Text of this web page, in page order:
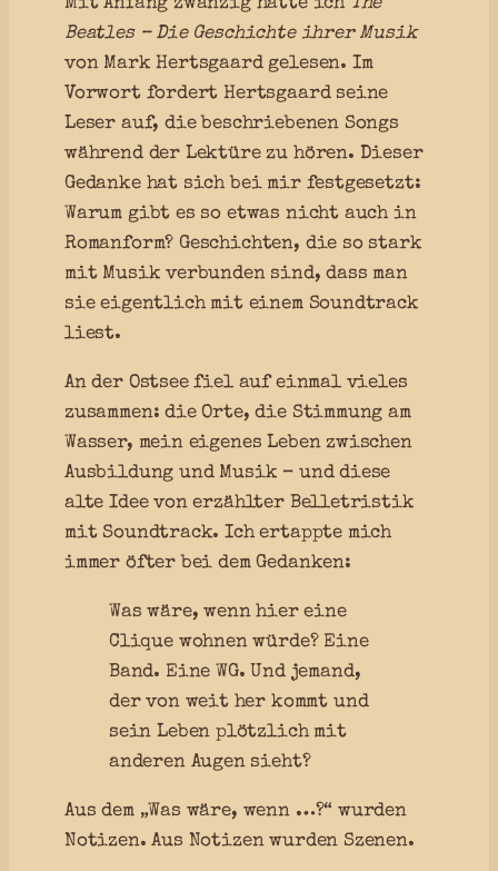
Beatles – Die Geschichte ihrer Musik
von Mark Hertsgaard gelesen. Im
Vorwort fordert Hertsgaard seine
Leser auf, die beschriebenen Songs
während der Lektüre zu hören. Dieser
Gedanke hat sich bei mir festgesetzt:
Warum gibt es so etwas nicht auch in
Romanform? Geschichten, die so stark
mit Musik verbunden sind, dass man
sie eigentlich mit einem Soundtrack
liest.
An der Ostsee fiel auf einmal vieles
zusammen: die Orte, die Stimmung am
Wasser, mein eigenes Leben zwischen
Ausbildung und Musik – und diese
alte Idee von erzählter Belletristik
mit Soundtrack. Ich ertappte mich
immer öfter bei dem Gedanken:
Was wäre, wenn hier eine
Clique wohnen würde? Eine
Band. Eine WG. Und jemand,
der von weit her kommt und
sein Leben plötzlich mit
anderen Augen sieht?
Aus dem „Was wäre, wenn …?“ wurden
Notizen. Aus Notizen wurden Szenen.